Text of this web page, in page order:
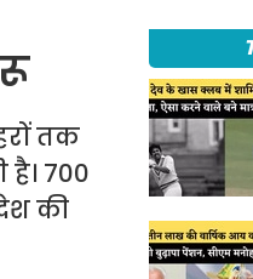
तक
700
की